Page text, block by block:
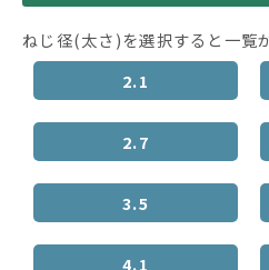
ねじ径(太さ)を選択すると一覧
2.1
2.7
3.5
4.1